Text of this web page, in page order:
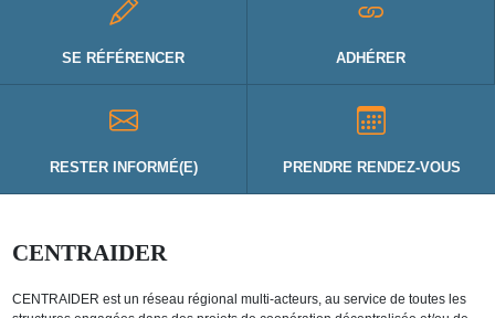
SE RÉFÉRENCER ADHÉRER
RESTER INFORMÉ(E) PRENDRE RENDEZ-VOUS
CENTRAIDER
CENTRAIDER est un réseau régional multi-acteurs, au service de toutes les